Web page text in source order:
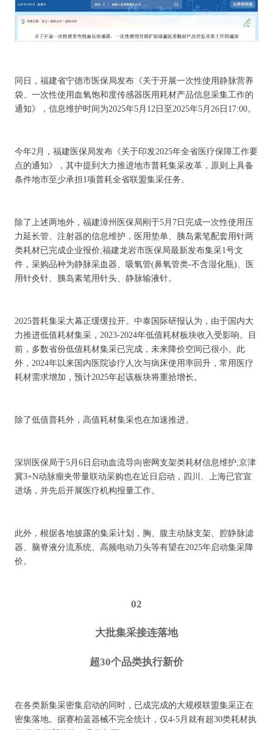
同日，福建省宁德市医保局发布《关于开展一次性使用静脉营养
袋、一次性使用血氧饱和度传感器医用耗材产品信息采集工作的
通知》，信息维护时间为2025年5月12日至2025年5月26日17:00。
今年2月，福建医保局发布《关于印发2025年全省医疗保障工作要
点的通知》，其中提到大力推进地市普耗集采改革，原则上具备
条件地市至少承担1项普耗全省联盟集采任务。
除了上述两地外，福建漳州医保局刚于5月7日完成一次性使用压
力延长管、注射器的信息维护，医用垫单、胰岛素笔配套用针两
类耗材已完成企业报价;福建龙岩市医保局最新发布集采1号文
件，采购品种为静脉采血器、吸氧管(鼻氧管类-不含湿化瓶)、医
用针灸针、胰岛素笔用针头、静脉输液针。
2025普耗集采大幕正缓缓拉开。中泰国际研报认为，由于国内大
力推进低值耗材集采，2023-2024年低值耗材板块收入受影响。目
前，多数省份低值耗材集采已完成，未来降价空间已很小。此
外，2024年以来国内医院诊疗人次与病床使用率回升，常用医疗
耗材需求增加，预计2025年起该板块将重拾增长。
除了低值普耗外，高值耗材集采也在加速推进。
深圳医保局于5月6日启动血流导向密网支架类耗材信息维护;京津
冀3+N动脉瘤夹带量联动采购也在近日启动，四川、上海已官宣
进场，并先后开展医疗机构报量工作。
此外，根据各地披露的集采计划，胸、腹主动脉支架、腔静脉滤
器、脑脊液分流系统、高频电动刀头等有望在2025年启动集采降
价。
02
大批集采接连落地
超30个品类执行新价
在各类新集采密集启动的同时，已成完成的大规模联盟集采正在
密集落地。据赛柏蓝器械不完全统计，仅4-5月就有超30类耗材执